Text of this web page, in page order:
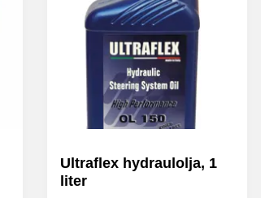
Ultraflex hydraulolja, 1
liter